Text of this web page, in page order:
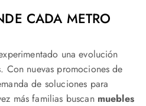
CADA METRO
una evolución
Con nuevas promociones de
de soluciones para
más familias buscan muebles